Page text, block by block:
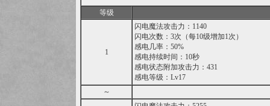
等级
1
闪电魔法攻击力：1140
闪电次数：3次（每10级增加1次）
感电几率：50%
感电持续时间：10秒
感电状态附加攻击力：431
感电等级：Lv17
～